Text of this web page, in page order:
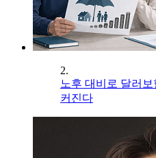
2.
노후 대비로 달러
커진다